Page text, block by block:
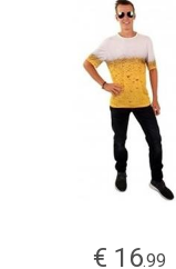
€ 16.99